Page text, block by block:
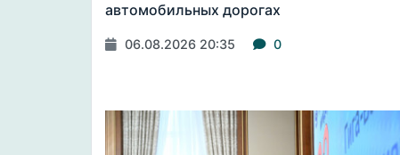
автомобильных дорогах
06.08.2026 20:35 0